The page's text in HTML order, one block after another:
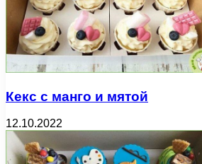
Кекс с манго и мятой
12.10.2022